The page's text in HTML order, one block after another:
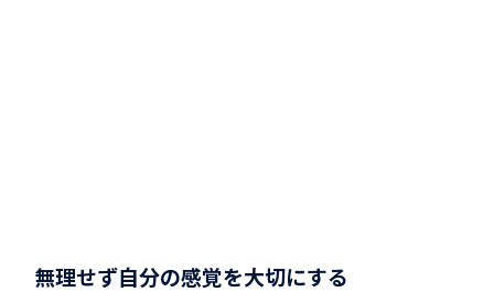
無理せず自分の感覚を大切にする